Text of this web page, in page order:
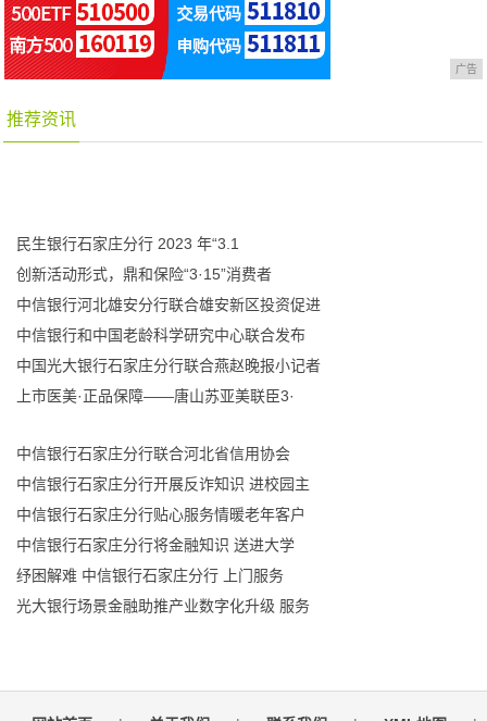
广告
推荐资讯
民生银行石家庄分行 2023 年“3.1
创新活动形式，鼎和保险“3·15”消费者
中信银行河北雄安分行联合雄安新区投资促进
中信银行和中国老龄科学研究中心联合发布
中国光大银行石家庄分行联合燕赵晚报小记者
上市医美·正品保障——唐山苏亚美联臣3·
中信银行石家庄分行联合河北省信用协会
中信银行石家庄分行开展反诈知识 进校园主
中信银行石家庄分行贴心服务情暖老年客户
中信银行石家庄分行将金融知识 送进大学
纾困解难 中信银行石家庄分行 上门服务
光大银行场景金融助推产业数字化升级 服务